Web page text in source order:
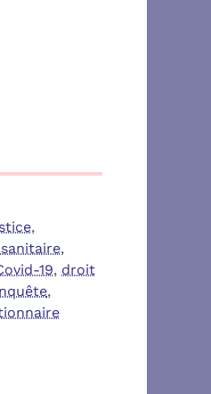
,
,
19, droit
,